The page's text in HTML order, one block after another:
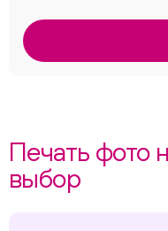
Печать фото
выбор